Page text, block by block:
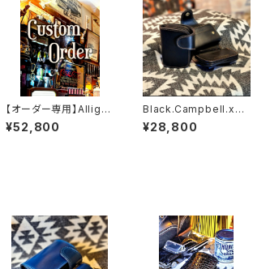
【オーダー専用】Alligat
or.xxx.Peacock,Blu
e.Edition// JACK.RI
¥52,800
Black.Campbell.xxx
// JACK.RIDE.SSW
¥28,800